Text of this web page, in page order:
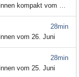
kompakt vom 26. Juni
28min
vom 26. Juni
28min
vom 25. Juni